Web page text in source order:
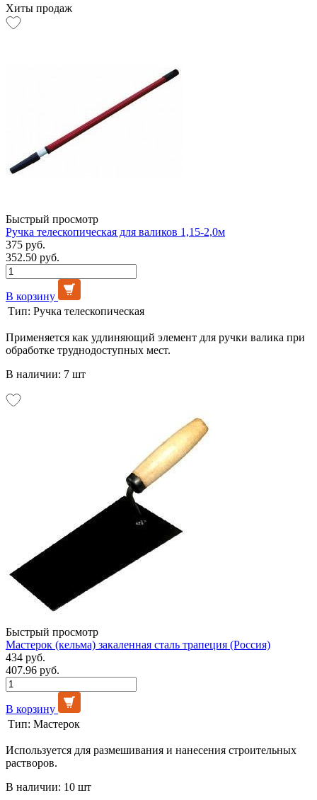
Хиты продаж
Быстрый просмотр
Ручка телескопическая для валиков 1,15-2,0м
375 руб.
352.50 руб.
В корзину
Тип: Ручка телескопическая
Применяется как удлиняющий элемент для ручки валика при
обработке труднодоступных мест.
В наличии: 7 шт
Быстрый просмотр
Мастерок (кельма) закаленная сталь трапеция (Россия)
434 руб.
407.96 руб.
В корзину
Тип: Мастерок
Используется для размешивания и нанесения строительных
растворов.
В наличии: 10 шт